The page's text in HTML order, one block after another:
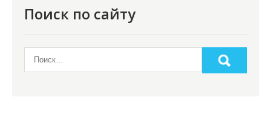
Поиск по сайту